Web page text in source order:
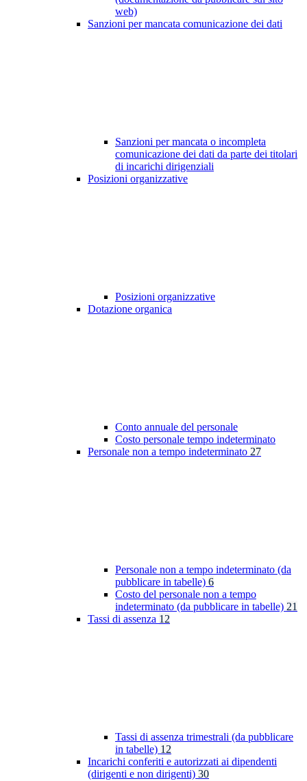
web)
Sanzioni per mancata comunicazione dei dati
Sanzioni per mancata o incompleta
comunicazione dei dati da parte dei titolari
di incarichi dirigenziali
Posizioni organizzative
Posizioni organizzative
Dotazione organica
Conto annuale del personale
Costo personale tempo indeterminato
Personale non a tempo indeterminato 27
Personale non a tempo indeterminato (da
pubblicare in tabelle) 6
Costo del personale non a tempo
indeterminato (da pubblicare in tabelle) 21
Tassi di assenza 12
Tassi di assenza trimestrali (da pubblicare
in tabelle) 12
Incarichi conferiti e autorizzati ai dipendenti
(dirigenti e non dirigenti) 30